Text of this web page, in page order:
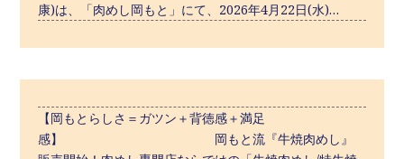
康)は、「肉めし岡もと」にて、2026年4月22日(水)…
【岡もとらしさ＝ガツン＋背徳感＋満足
感】 岡もと流『牛焼肉めし』